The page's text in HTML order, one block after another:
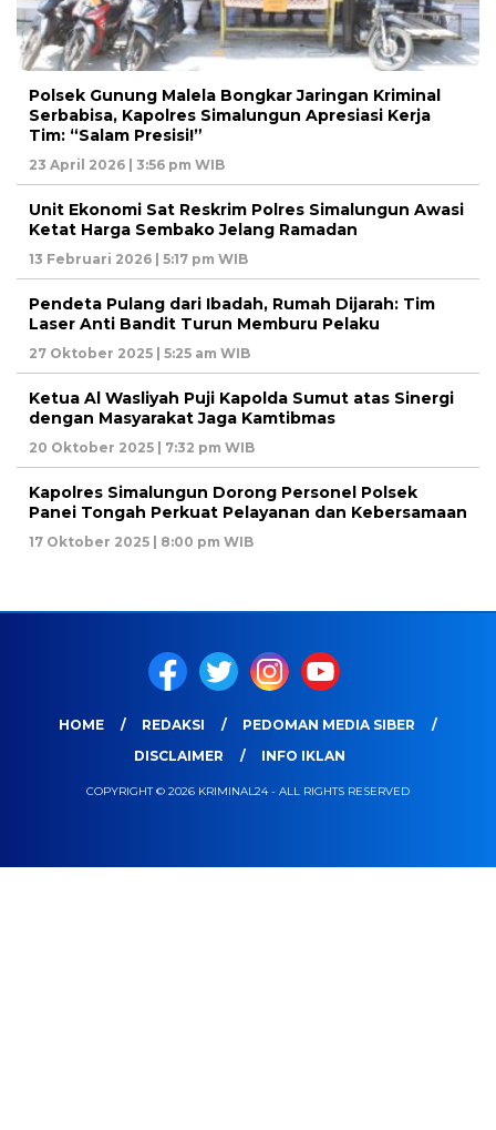
Polsek Gunung Malela Bongkar Jaringan Kriminal
Serbabisa, Kapolres Simalungun Apresiasi Kerja
Tim: “Salam Presisi!”
23 April 2026 | 3:56 pm WIB
Unit Ekonomi Sat Reskrim Polres Simalungun Awasi
Ketat Harga Sembako Jelang Ramadan
13 Februari 2026 | 5:17 pm WIB
Pendeta Pulang dari Ibadah, Rumah Dijarah: Tim
Laser Anti Bandit Turun Memburu Pelaku
27 Oktober 2025 | 5:25 am WIB
Ketua Al Wasliyah Puji Kapolda Sumut atas Sinergi
dengan Masyarakat Jaga Kamtibmas
20 Oktober 2025 | 7:32 pm WIB
Kapolres Simalungun Dorong Personel Polsek
Panei Tongah Perkuat Pelayanan dan Kebersamaan
17 Oktober 2025 | 8:00 pm WIB
HOME REDAKSI
PEDOMAN MEDIA SIBER
DISCLAIMER
INFO IKLAN
COPYRIGHT © 2026 KRIMINAL24 - ALL RIGHTS RESERVED